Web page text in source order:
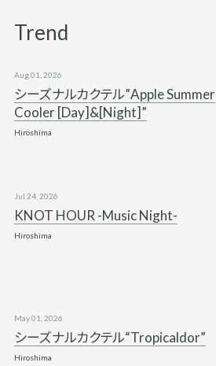
Trend
シーズナルカクテル”Apple Summer
Cooler [Day]&[Night]”
Aug 01, 2026
Hiroshima
KNOT HOUR -Music Night-
Jul 24, 2026
Hiroshima
シーズナルカクテル“Tropicaldor”
May 01, 2026
Hiroshima